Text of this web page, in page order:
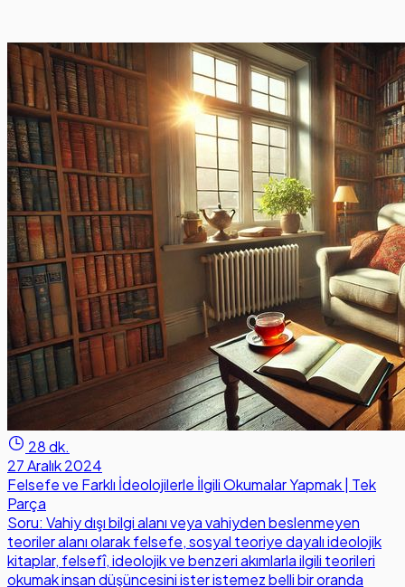
28 dk.
27 Aralık 2024
Felsefe ve Farklı İdeolojilerle İlgili Okumalar Yapmak | Tek
Parça
Soru: Vahiy dışı bilgi alanı veya vahiyden beslenmeyen
teoriler alanı olarak felsefe, sosyal teoriye dayalı ideolojik
kitaplar, felsefî, ideolojik ve benzeri akımlarla ilgili teorileri
okumak insan düşüncesini ister istemez belli bir oranda